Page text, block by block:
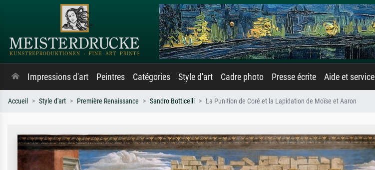
Impressions d'art Peintres Catégories Style d'art Cadre photo Presse écrite Aide et service
Accueil Style d'art Première Renaissance Sandro Botticelli La Punition de Coré et la Lapidation de Moïse et Aaron